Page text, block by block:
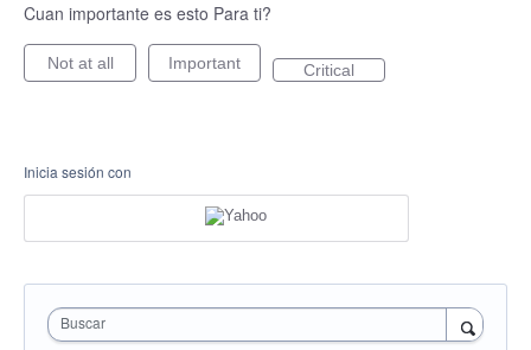
Cuan importante es esto Para ti?
Not at all Important Critical
Inicia sesión con
Buscar